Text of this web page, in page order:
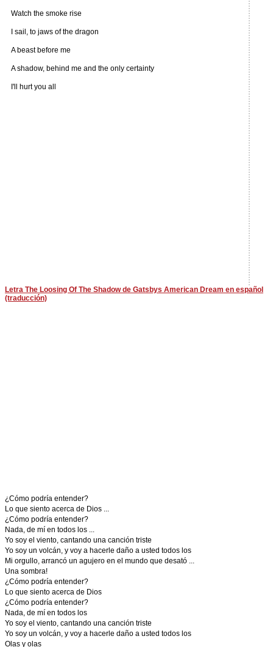
Watch the smoke rise
I sail, to jaws of the dragon
A beast before me
A shadow, behind me and the only certainty
I'll hurt you all
Letra The Loosing Of The Shadow de Gatsbys American Dream en español
(traducción)
¿Cómo podría entender?
Lo que siento acerca de Dios ...
¿Cómo podría entender?
Nada, de mí en todos los ...
Yo soy el viento, cantando una canción triste
Yo soy un volcán, y voy a hacerle daño a usted todos los
Mi orgullo, arrancó un agujero en el mundo que desató ...
Una sombra!
¿Cómo podría entender?
Lo que siento acerca de Dios
¿Cómo podría entender?
Nada, de mí en todos los
Yo soy el viento, cantando una canción triste
Yo soy un volcán, y voy a hacerle daño a usted todos los
Olas y olas